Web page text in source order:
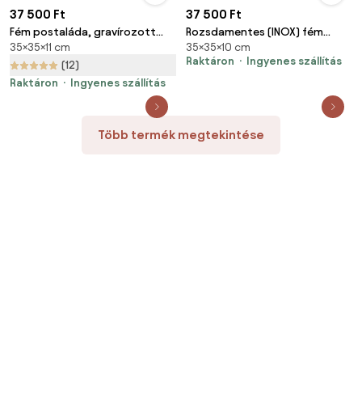
37 500 Ft
Fém postaláda, gravírozott
felirattal, antracit "4"
35×35×11 cm
(12)
Raktáron
Ingyenes szállítás
37 500 Ft
Rozsdamentes (INOX) fém
postaláda, gravírozott
felirattal "4"
35×35×10 cm
Raktáron
Ingyenes szállítás
Több termék megtekintése